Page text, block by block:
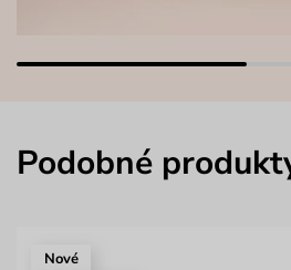
Podobné
Nové